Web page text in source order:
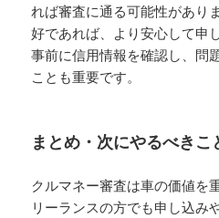
れば審査に通る可能性があり
好であれば、より安心して申
事前に信用情報を確認し、問
ことも重要です。
まとめ・次にやるべきこ
クルマネー審査は車の価値を
リーランスの方でも申し込み